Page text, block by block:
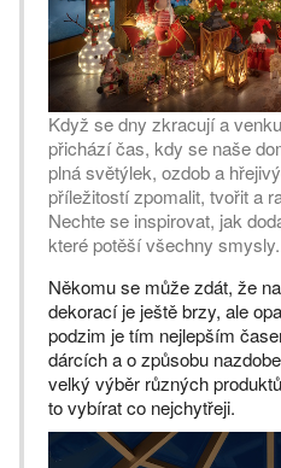
Když se dny zkracují a
přichází čas, kdy se naše
plná světýlek, ozdob a
příležitostí zpomalit, tvořit a
Nechte se inspirovat, jak
které potěší všechny smysly.
Někomu se může zdát, že
dekorací je ještě brzy, ale
podzim je tím nejlepším
dárcích a o způsobu
velký výběr různých
to vybírat co nejchytřeji.